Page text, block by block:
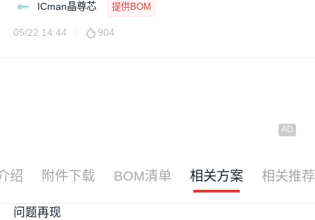
ICman晶尊芯 提供BOM
05/22 14:44 904
绍 附件下载 BOM清单 相关方案 相关推荐
问题再现